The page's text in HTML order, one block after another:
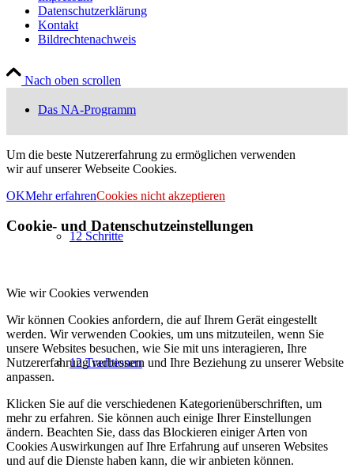
Das NA-Programm
12 Schritte
12 Traditionen
Datenschutzerklärung
Kontakt
Bildrechtenachweis
Nach oben scrollen
Um die beste Nutzererfahrung zu ermöglichen verwenden
wir auf unserer Webseite Cookies.
OKMehr erfahrenCookies nicht akzeptieren
Cookie- und Datenschutzeinstellungen
Wie wir Cookies verwenden
Wir können Cookies anfordern, die auf Ihrem Gerät eingestellt
werden. Wir verwenden Cookies, um uns mitzuteilen, wenn Sie
unsere Websites besuchen, wie Sie mit uns interagieren, Ihre
Nutzererfahrung verbessern und Ihre Beziehung zu unserer Website
anpassen.
Klicken Sie auf die verschiedenen Kategorienüberschriften, um
mehr zu erfahren. Sie können auch einige Ihrer Einstellungen
ändern. Beachten Sie, dass das Blockieren einiger Arten von
Cookies Auswirkungen auf Ihre Erfahrung auf unseren Websites
und auf die Dienste haben kann, die wir anbieten können.